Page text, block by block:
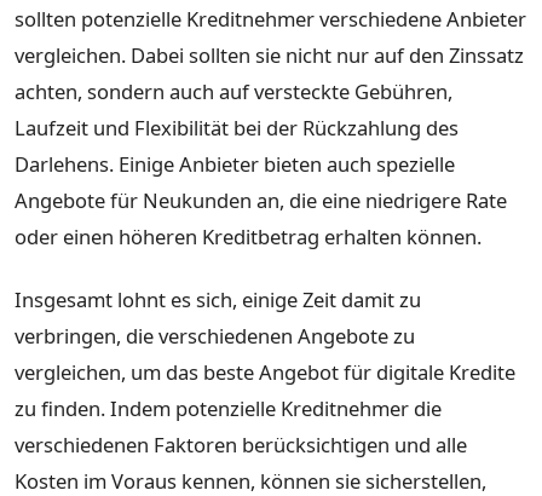
sollten potenzielle Kreditnehmer verschiedene Anbieter
vergleichen. Dabei sollten sie nicht nur auf den Zinssatz
achten, sondern auch auf versteckte Gebühren,
Laufzeit und Flexibilität bei der Rückzahlung des
Darlehens. Einige Anbieter bieten auch spezielle
Angebote für Neukunden an, die eine niedrigere Rate
oder einen höheren Kreditbetrag erhalten können.
Insgesamt lohnt es sich, einige Zeit damit zu
verbringen, die verschiedenen Angebote zu
vergleichen, um das beste Angebot für digitale Kredite
zu finden. Indem potenzielle Kreditnehmer die
verschiedenen Faktoren berücksichtigen und alle
Kosten im Voraus kennen, können sie sicherstellen,